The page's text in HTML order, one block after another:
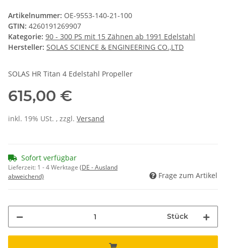
Artikelnummer: OE-9553-140-21-100
GTIN: 4260191269907
Kategorie: 90 - 300 PS mit 15 Zähnen ab 1991 Edelstahl
Hersteller: SOLAS SCIENCE & ENGINEERING CO.,LTD
SOLAS HR Titan 4 Edelstahl Propeller
615,00 €
inkl. 19% USt. , zzgl. Versand
Sofort verfügbar
Lieferzeit: 1 - 4 Werktage (DE - Ausland
abweichend)
Frage zum Artikel
Stück